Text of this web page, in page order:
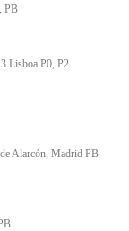
PB
Lisboa P0, P2
Alarcón, Madrid PB